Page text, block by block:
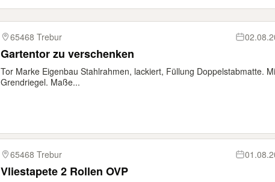
65468 Trebur
Gartentor zu verschenken
Tor Marke Eigenbau Stahlrahmen, lackiert, Füllung Doppelstabmatte.
Grendriegel. Maße...
65468 Trebur
Vliestapete 2 Rollen OVP